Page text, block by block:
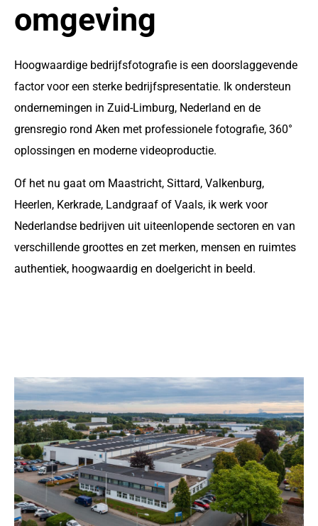
omgeving
Hoogwaardige bedrijfsfotografie is een doorslaggevende
factor voor een sterke bedrijfspresentatie. Ik ondersteun
ondernemingen in Zuid-Limburg, Nederland en de
grensregio rond Aken met professionele fotografie, 360°
oplossingen en moderne videoproductie.
Of het nu gaat om Maastricht, Sittard, Valkenburg,
Heerlen, Kerkrade, Landgraaf of Vaals, ik werk voor
Nederlandse bedrijven uit uiteenlopende sectoren en van
verschillende groottes en zet merken, mensen en ruimtes
authentiek, hoogwaardig en doelgericht in beeld.